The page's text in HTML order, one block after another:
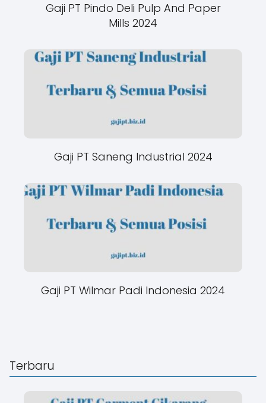
Gaji PT Pindo Deli Pulp And Paper
Mills 2024
Gaji PT Saneng Industrial 2024
Gaji PT Wilmar Padi Indonesia 2024
Terbaru